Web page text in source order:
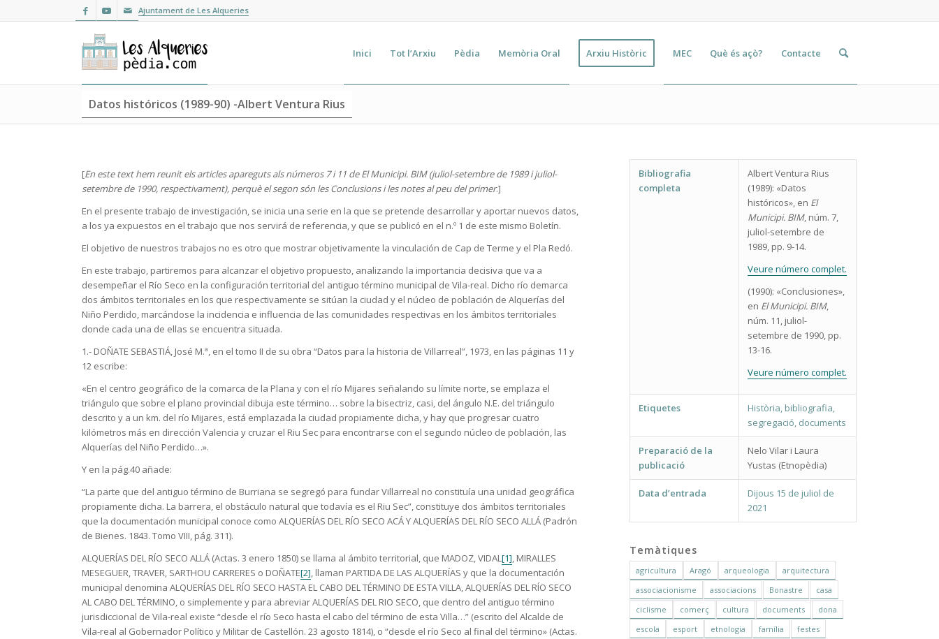
Ajuntament de Les Alqueries
Inici Tot l’Arxiu Pèdia Memòria Oral Arxiu Històric MEC Què és açò? Contacte
Datos históricos (1989-90) -Albert Ventura Rius
[En este text hemreunit els articles apareguts als números 7 i 11 de El Municipi. BIM (juliol-setembre de 1989 i juliol-
setembre de 1990, respectivament), perquè el segon són les Conclusions i les notes al peu del primer.]
En el presente trabajo de investigación, se inicia una serie en la que se pretende desarrollar y aportar nuevos datos,
a los ya expuestos en el trabajo que nos servirá de referencia, y que se publicó en el n.º 1 de este mismo Boletín.
El objetivo de nuestros trabajos no es otro que mostrar objetivamente la vinculación de Cap de Terme y el Pla Redó.
En este trabajo, partiremos para alcanzar el objetivo propuesto, analizando la importancia decisiva que va a
desempeñar el Río Seco en la configuración territorial del antiguo término municipal de Vila-real. Dicho río demarca
dos ámbitos territoriales en los que respectivamente se sitúan la ciudad y el núcleo de población de Alquerías del
Niño Perdido, marcándose la incidencia e influencia de las comunidades respectivas en los ámbitos territoriales
donde cada una de ellas se encuentra situada.
1.- DOÑATE SEBASTIÁ, José M.ª, en el tomo II de su obra “Datos para la historia de Villarreal”, 1973, en las páginas 11 y
12 escribe:
«En el centro geográfico de la comarca de la Plana y con el río Mijares señalando su límite norte, se emplaza el
triángulo que sobre el plano provincial dibuja este término… sobre la bisectriz, casi, del ángulo N.E. del triángulo
descrito y a un km. del río Mijares, está emplazada la ciudad propiamente dicha, y hay que progresar cuatro
kilómetros más en dirección Valencia y cruzar el Riu Sec para encontrarse con el segundo núcleo de población, las
Alquerías del Niño Perdido…».
Y en la pág.40 añade:
“La parte que del antiguo término de Burriana se segregó para fundar Villarreal no constituía una unidad geográfica
propiamente dicha. La barrera, el obstáculo natural que todavía es el Riu Sec”, constituye dos ámbitos territoriales
que la documentación municipal conoce como ALQUERÍAS DEL RÍO SECO ACÁ Y ALQUERÍAS DEL RÍO SECO ALLÁ (Padrón
de Bienes. 1843. Tomo VIII, pág. 311).
ALQUERÍAS DEL RÍO SECO ALLÁ (Actas. 3 enero 1850) se llama al ámbito territorial, que MADOZ, VIDAL[1], MIRALLES
MESEGUER, TRAVER, SARTHOU CARRERES o DOÑATE[2], llaman PARTIDA DE LAS ALQUERÍAS y que la documentación
municipal denomina ALQUERÍAS DEL RÍO SECO HASTA EL CABO DEL TÉRMINO DE ESTA VILLA, ALQUERÍAS DEL RÍO SECO
AL CABO DEL TÉRMINO, o simplemente y para abreviar ALQUERÍAS DEL RIO SECO, que dentro del antiguo término
jurisdiccional de Vila-real existe “desde el río Seco hasta el cabo del término de esta Villa…” (escrito del Alcalde de
Vila-real al Gobernador Político y Militar de Castellón. 23 agosto 1814), o “desde el río Seco al final del término» (Actas.
Bibliografia
completa
Albert Ventura Rius
(1989): «Datos
históricos», en El
Municipi. BIM, núm. 7,
juliol-setembre de
1989, pp. 9-14.
Veure número complet.
(1990): «Conclusiones»,
en El Municipi. BIM,
núm. 11, juliol-
setembre de 1990, pp.
13-16.
Veure número complet.
Etiquetes
Història, bibliografia,
segregació, documents
Preparació de la
publicació
Nelo Vilar i Laura
Yustas (Etnopèdia)
Data d’entrada
Dijous 15 de juliol de
2021
Temàtiques
agricultura Aragó arqueologia
arquitectura
associacionisme
associacions Bonastre
casa
ciclisme
comerç cultura documents
dona
escola
esport etnologia família
festes